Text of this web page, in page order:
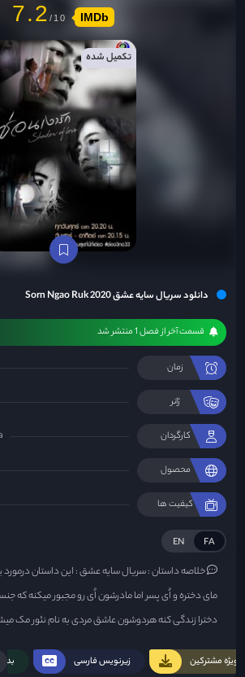
دانلود سریال سایه عشق Sorn Ngao Ruk 2020
قسمت آخر از فصل 1 منتشر شد
زمان
ژانر
کارگردان
محصول
کیفیت ها
FA
EN
خلاصه داستان :سریال سایه عشق : این داستان درمورد
مای دختره و اُی پسر اما مادرشون اُی رو مجبور میکنه که
دخترا زندگی کنه هردوشون عاشق مردی به نام نئور مک
ویژه مشترکین زیرنویس فارسی
7.2 IMDb
تکمیل شده